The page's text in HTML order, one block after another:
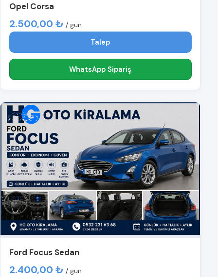
Opel Corsa
2.500,00 ₺ / gün
Talep
WhatsApp Sipariş
Ford Focus Sedan
2.400,00 ₺ / gün